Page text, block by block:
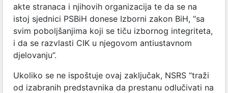
akte stranaca i njihovih organizacija te da se na
istoj sjednici PSBiH donese Izborni zakon BiH, “sa
svim poboljšanjima koji se tiču izbornog integriteta,
i da se razvlasti CIK u njegovom antiustavnom
djelovanju”.
Ukoliko se ne ispoštuje ovaj zaključak, NSRS “traži
od izabranih predstavnika da prestanu odlučivati na